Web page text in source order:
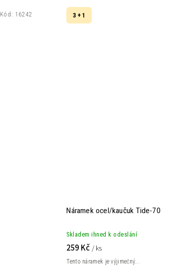
Kód: 16242 3 + 1
Náramek ocel/kaučuk Tide-70
Skladem ihned k odeslání
259 Kč / ks
Tento náramek je výjimečný...